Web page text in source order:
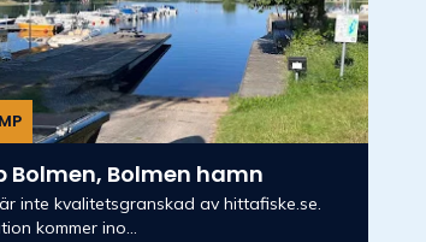
Bolmen, Bolmen hamn
inte kvalitetsgranskad av hittafiske.se.
kommer ino...